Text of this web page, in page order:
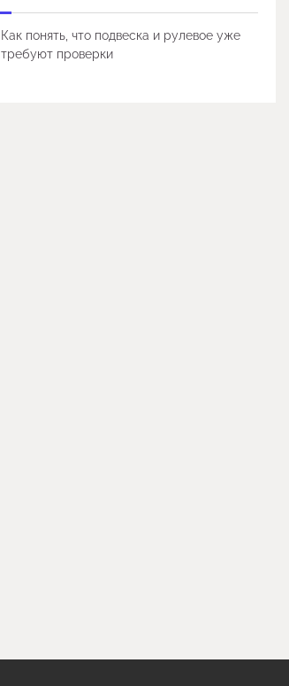
Как понять, что подвеска и рулевое уже
требуют проверки